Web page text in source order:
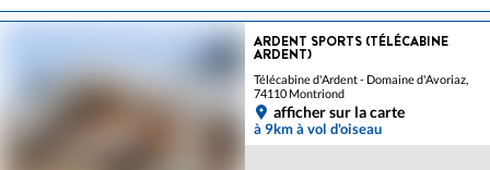
ARDENT SPORTS (TÉLÉCABINE
ARDENT)
Télécabine d'Ardent - Domaine d'Avoriaz,
74110 Montriond
afficher sur la carte
à 9km à vol d'oiseau